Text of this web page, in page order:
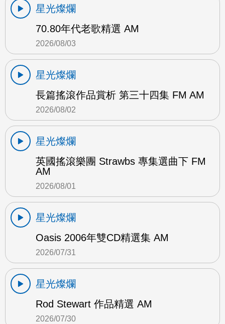
星光燦爛
70.80年代老歌精選 AM
2026/08/03
星光燦爛
長篇搖滾作品賞析 第三十四集 FM AM
2026/08/02
星光燦爛
英國搖滾樂團 Strawbs 專集選曲下 FM
AM
2026/08/01
星光燦爛
Oasis 2006年雙CD精選集 AM
2026/07/31
星光燦爛
Rod Stewart 作品精選 AM
2026/07/30